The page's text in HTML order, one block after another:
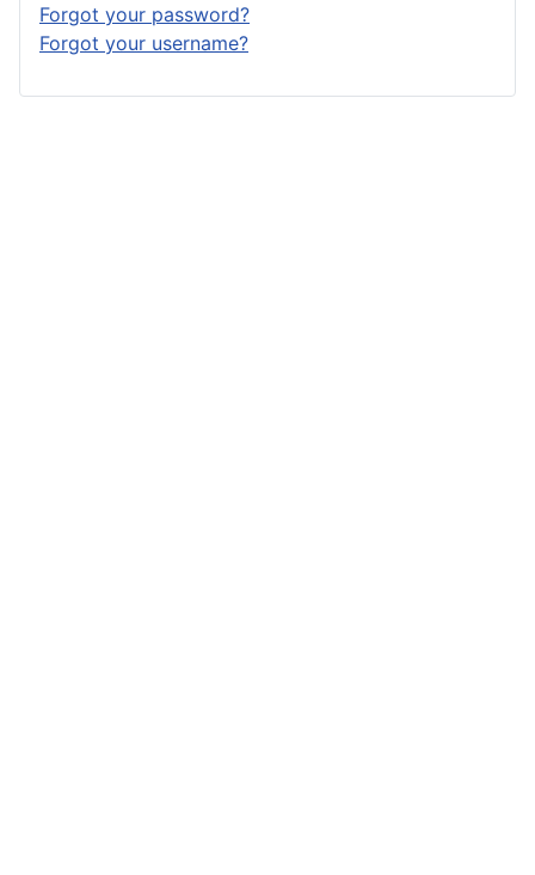
Forgot your password?
Forgot your username?